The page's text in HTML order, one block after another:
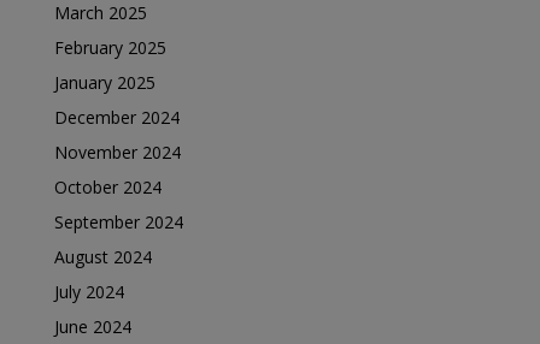
March 2025
February 2025
January 2025
December 2024
November 2024
October 2024
September 2024
August 2024
July 2024
June 2024